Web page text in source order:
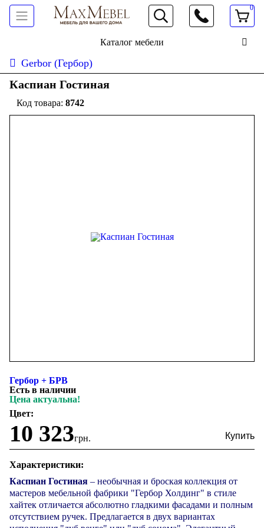
066 472 19 61
0
Каталог мебели
Gerbor (Гербор)
Каспиан Гостиная
8742
Гербор + БРВ
Есть в наличии
Цена актуальна!
Цвет:
10 323грн.
Характеристики:
Каспиан Гостиная – необычная и броская коллекция от
мастеров мебельной фабрики "Гербор Холдинг" в стиле
хайтек отличается абсолютно гладкими фасадами и полным
отсутствием ручек. Предлагается в двух вариантах